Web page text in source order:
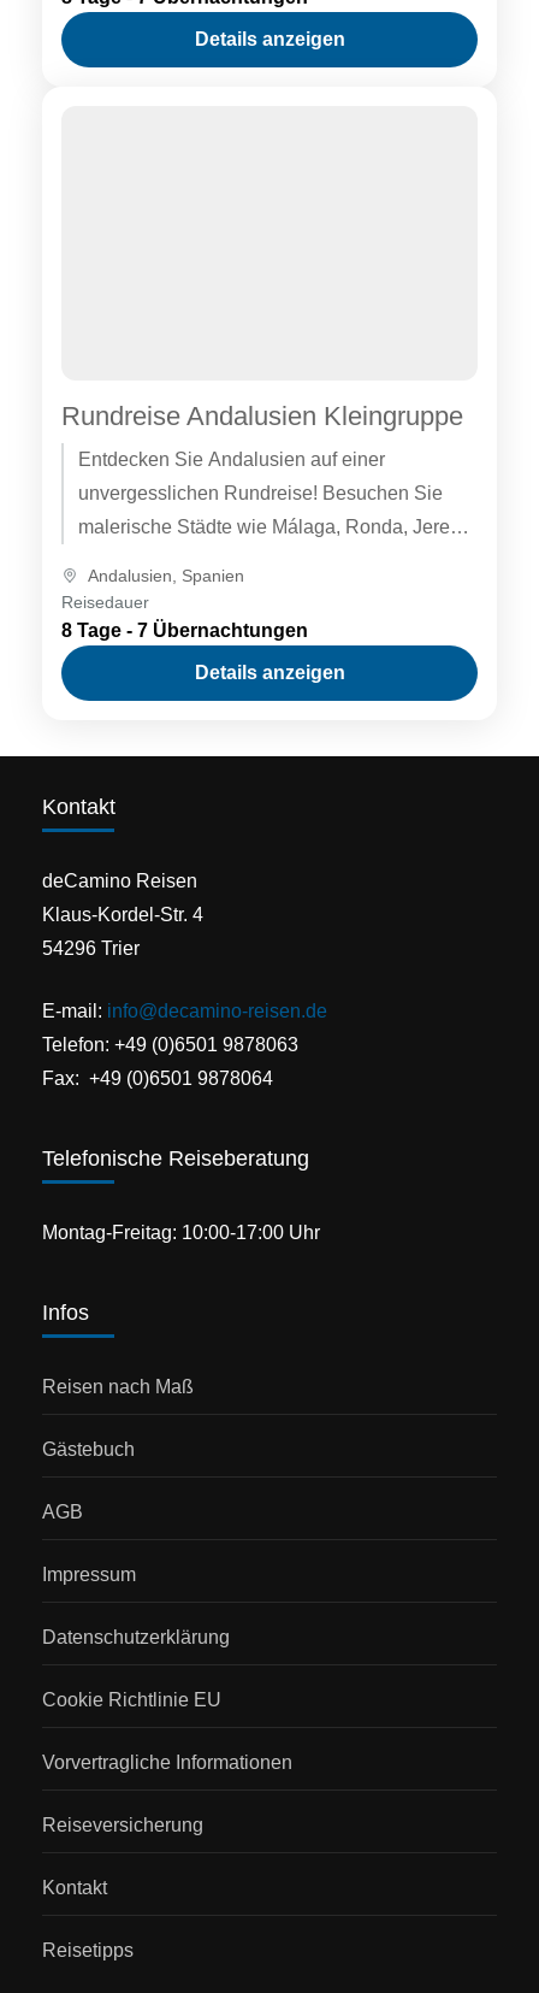
Details anzeigen
Rundreise Andalusien Kleingruppe
Entdecken Sie Andalusien auf einer
unvergesslichen Rundreise! Besuchen Sie
malerische Städte wie Málaga, Ronda, Jerez
historischen Sehenswürdigkeiten,
beeindruckender Architektur und der
einzigartigen Kultur verzaubern. Genießen Sie
den weltberühmten Sherry in Jerez, entdecken
Sie die historische Mezquita in Córdoba.
Andalusien
Spanien
Reisedauer
8 Tage - 7 Übernachtungen
Details anzeigen
Kontakt
deCamino Reisen
Klaus-Kordel-Str. 4
54296 Trier
E-mail: info@decamino-reisen.de
Telefon: +49 (0)6501 9878063
Fax: +49 (0)6501 9878064
Telefonische Reiseberatung
Montag-Freitag: 10:00-17:00 Uhr
Infos
Reisen nach Maß
Gästebuch
AGB
Impressum
Datenschutzerklärung
Cookie Richtlinie EU
Vorvertragliche Informationen
Reiseversicherung
Kontakt
Reisetipps